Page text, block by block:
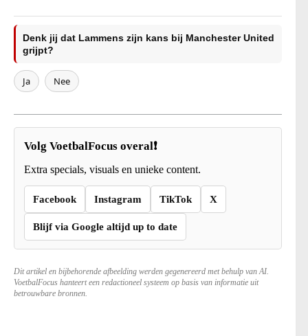
Denk jij dat Lammens zijn kans bij Manchester United
grijpt?
Ja Nee
Volg VoetbalFocus overal❗
Extra specials, visuals en unieke content.
Facebook Instagram TikTok X
Blijf via Google altijd up to date
Dit artikel en bijbehorende afbeelding werden gegenereerd met behulp van AI.
VoetbalFocus hanteert een redactioneel systeem op basis van informatie uit
betrouwbare bronnen.